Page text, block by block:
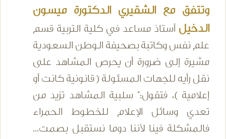
وتتفق مع الشقيري الدكتورة ميسون
الدخيل أستاذ مساعد في كلية التربية قسم
علم نفس وكاتبة بصحيفة الوطن السعودية
مشيرة إلى ضرورة أن يحرص المشاهد على
نقل رأيه للجهات المسئولة ( قانونية كانت أو
إعلامية )، فتقول:" سلبية المشاهد تزيد من
تعدي وسائل الإعلام للخطوط الحمراء
فالمشكلة فينا لأننا دوما نستقبل بصمت...